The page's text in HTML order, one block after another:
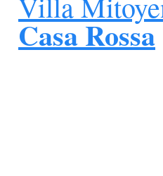
Casa Rossa